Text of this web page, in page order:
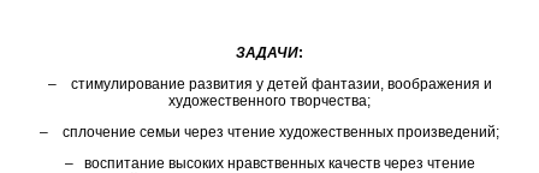
ЗАДАЧИ:
– стимулирование развития у детей фантазии, воображения и
художественного творчества;
– сплочение семьи через чтение художественных произведений;
– воспитание высоких нравственных качеств через чтение